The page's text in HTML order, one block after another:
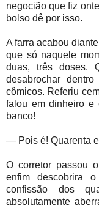
negocião que fiz
bolso dê por isso.
A farra acabou
que só naquele
duas, três doses.
desabrochar
cômicos. Referiu
falou em dinheiro e
banco!
— Pois é! Quarenta
O corretor passou
enfim descobrira
confissão dos
absolutamente